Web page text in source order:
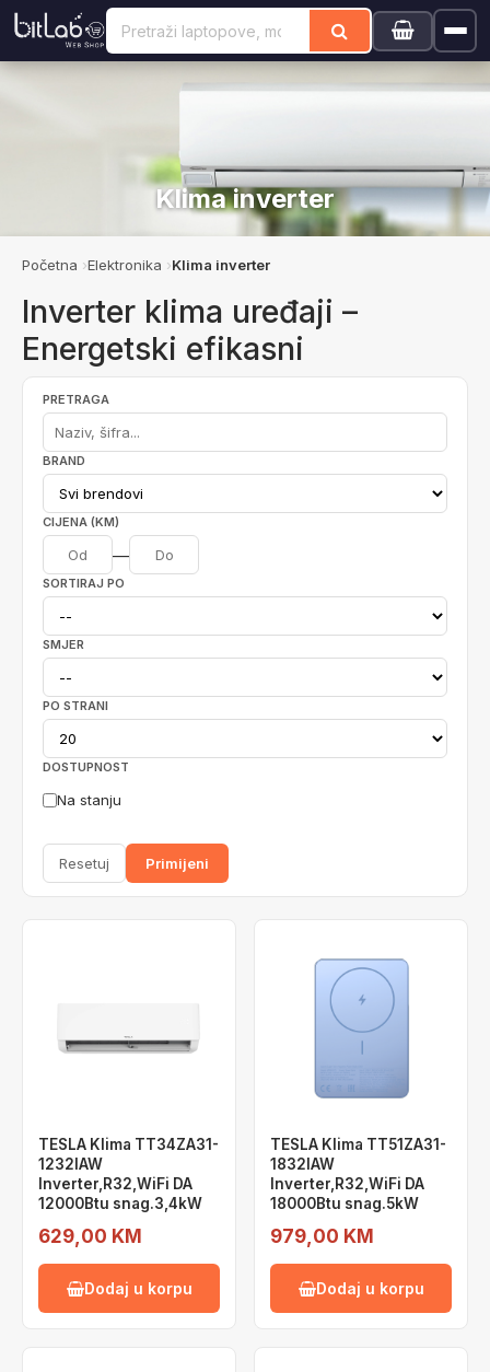
Klima inverter
Početna Elektronika Klima inverter
Inverter klima uređaji –
Energetski efikasni
PRETRAGA
BRAND
CIJENA (KM)
—
SORTIRAJ PO
SMJER
PO STRANI
DOSTUPNOST
Na stanju
Resetuj Primijeni
TESLA Klima TT34ZA31-
1232IAW
Inverter,R32,WiFi DA
12000Btu snag.3,4kW
629,00 KM
Dodaj u korpu
TESLA Klima TT51ZA31-
1832IAW
Inverter,R32,WiFi DA
18000Btu snag.5kW
979,00 KM
Dodaj u korpu